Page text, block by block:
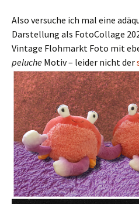
Also versuche ich mal eine
Darstellung als FotoCollage
Vintage Flohmarkt Foto mit
peluche Motiv – leider nicht der